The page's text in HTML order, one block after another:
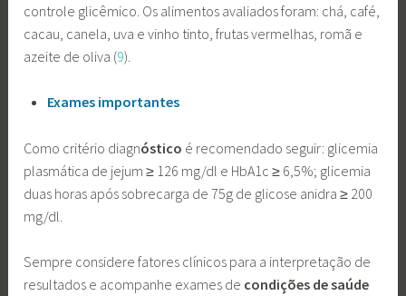
controle glicêmico. Os alimentos avaliados foram: chá, café,
cacau, canela, uva e vinho tinto, frutas vermelhas, romã e
azeite de oliva (9).
Exames importantes
Como critério diagnóstico é recomendado seguir: glicemia
plasmática de jejum ≥ 126 mg/dl e HbA1c ≥ 6,5%; glicemia
duas horas após sobrecarga de 75g de glicose anidra ≥ 200
mg/dl.
Sempre considere fatores clínicos para a interpretação de
resultados e acompanhe exames de condições de saúde